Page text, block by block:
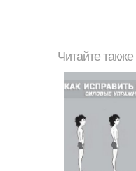
Читайте также